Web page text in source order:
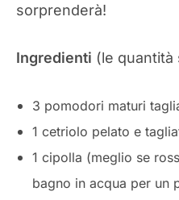
sorprenderà!
Ingredienti (le
3 pomodori maturi
1 cetriolo pelato e
1 cipolla (meglio se
bagno in acqua per un